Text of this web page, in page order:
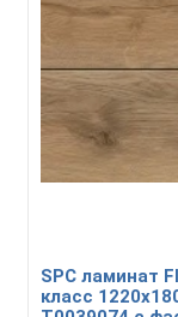
SPC ламинат
класс